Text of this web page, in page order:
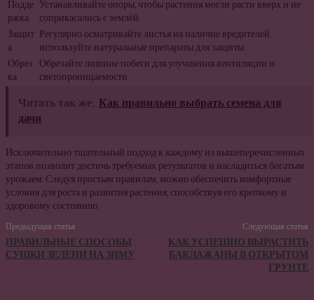
Подде
ржка
Устанавливайте опоры, чтобы растения могли расти вверх и не
соприкасались с землёй.
Защит
а
Регулярно осматривайте листья на наличие вредителей,
используйте натуральные препараты для защиты.
Обрез
ка
Обрезайте лишние побеги для улучшения вентиляции и
светопроницаемости.
Читать так же: Как правильно выбрать семена для
дачи
Исключительно тщательный подход к каждому из вышеперечисленных
этапов позволит достичь требуемых результатов и насладиться богатым
урожаем. Следуя простым правилам, можно обеспечить комфортные
условия для роста и развития растения, способствуя его крепкому и
здоровому состоянию.
Предыдущая статья
ПРАВИЛЬНЫЕ СПОСОБЫ
СУШКИ ЗЕЛЕНИ НА ЗИМУ
Следующая статья
КАК УСПЕШНО ВЫРАСТИТЬ
БАКЛАЖАНЫ В ОТКРЫТОМ
ГРУНТЕ